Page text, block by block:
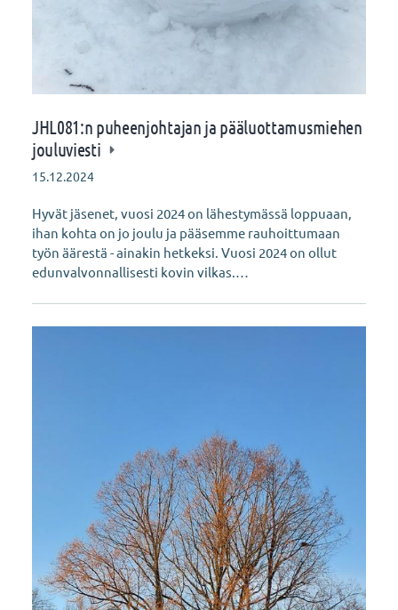
JHL081:n puheenjohtajan ja pääluottamusmiehen
jouluviesti
15.12.2024
Hyvät jäsenet, vuosi 2024 on lähestymässä loppuaan,
ihan kohta on jo joulu ja pääsemme rauhoittumaan
työn äärestä - ainakin hetkeksi. Vuosi 2024 on ollut
edunvalvonnallisesti kovin vilkas.…